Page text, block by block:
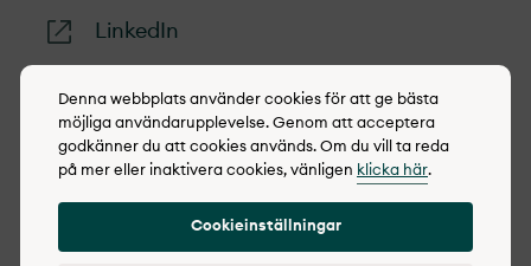
LinkedIn
© 2022-2026 OX2
Cookie policy
Denna webbplats använder cookies för att ge bästa
möjliga användarupplevelse. Genom att acceptera
godkänner du att cookies används. Om du vill ta reda
på mer eller inaktivera cookies, vänligen klicka här.
Cookieinställningar